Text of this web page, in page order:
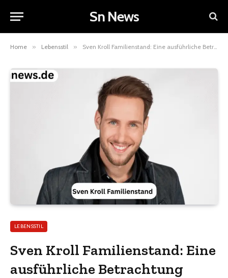
Sn News
Home » Lebensstil » Sven Kroll Familienstand: Eine ausführliche Betrachtung seines privaten Lebensbildes
LEBENSSTIL
Sven Kroll Familienstand: Eine
ausführliche Betrachtung